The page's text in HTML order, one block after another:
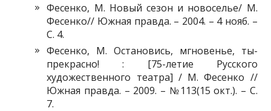
Фесенко, М. Новый сезон и новоселье/ М.
Фесенко// Южная правда. – 2004. – 4 нояб. –
С. 4.
Фесенко, М. Остановись, мгновенье, ты-
прекрасно! : [75-летие Русского
художественного театра] / М. Фесенко //
Южная правда. – 2009. – №113(15 окт.). – С.
7.